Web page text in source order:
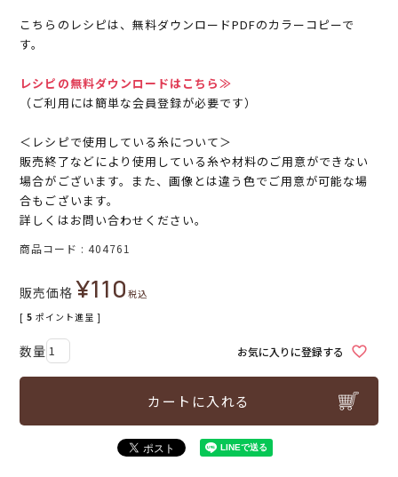
こちらのレシピは、無料ダウンロードPDFのカラーコピーで
す。
レシピの無料ダウンロードはこちら≫
（ご利用には簡単な会員登録が必要です）
＜レシピで使用している糸について＞
販売終了などにより使用している糸や材料のご用意ができない
場合がございます。また、画像とは違う色でご用意が可能な場
合もございます。
詳しくはお問い合わせください。
商品コード 404761
販売価格 ¥110税込
[ 5 ポイント進呈 ]
お気に入りに登録する
カートに入れる